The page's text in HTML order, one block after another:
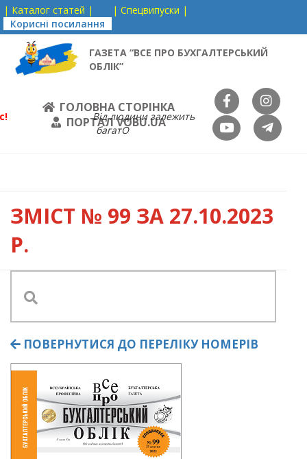
| Каталог статей |
| Спецвипуски |
Корисні посилання
ГАЗЕТА “ВСЕ ПРО БУХГАЛТЕРСЬКИЙ
ОБЛІК”
ГОЛОВНА СТОРІНКА
ПОРТАЛ VOBU.UA
Від людини залежить
багатО
ЗМІСТ № 99 ЗА 27.10.2023
Р.
ПОВЕРНУТИСЯ ДО ПЕРЕЛІКУ НОМЕРІВ